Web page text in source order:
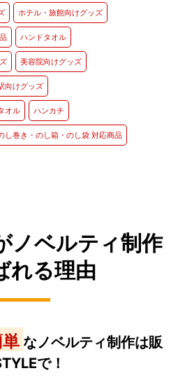
ホテル・旅館向けグッズ
ハンドタオル
美容院向けグッズ
向けグッズ
オル ハンカチ
し巻き・のし箱・のし袋 対応商品
ノベルティ制作
れる理由
なノベルティ制作は販
で！